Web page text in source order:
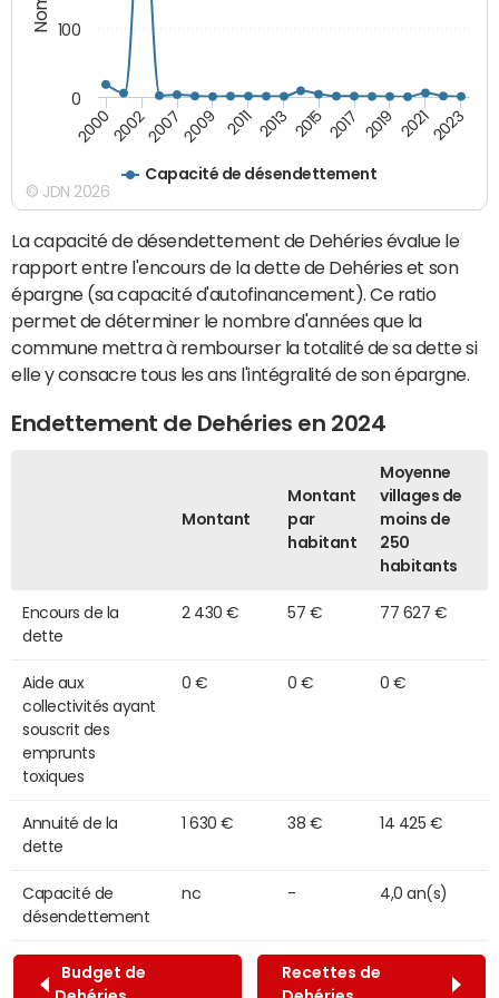
Capacité de désendettement
2000200220072009 2011 2013 2015 2017 2019 20212023
0
100
© JDN 2026
La capacité de désendettement de Dehéries évalue le
rapport entre l'encours de la dette de Dehéries et son
épargne (sa capacité d'autofinancement). Ce ratio
permet de déterminer le nombre d'années que la
commune mettra à rembourser la totalité de sa dette si
elle y consacre tous les ans l'intégralité de son épargne.
Endettement de Dehéries en 2024
Montant
Montant
par
habitant
Moyenne
villages de
moins de
250
habitants
Encours de la
dette
2 430 € 57 € 77 627 €
Aide aux
collectivités ayant
souscrit des
emprunts
toxiques
0 € 0 € 0 €
Annuité de la
dette
1 630 € 38 € 14 425 €
Capacité de
désendettement
nc - 4,0 an(s)
Budget de
Recettes de